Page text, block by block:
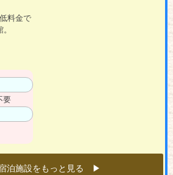
料金で
泊施設をもっと見る ▶︎